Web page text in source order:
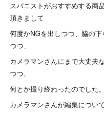
スパニストがおすすめする商
頂きまして
何度かNGを出しつつ、脇の
つつ、
カメラマンさんにまで大丈夫
つつ、
何とか撮り終わったのでした。
カメラマンさんが編集につい